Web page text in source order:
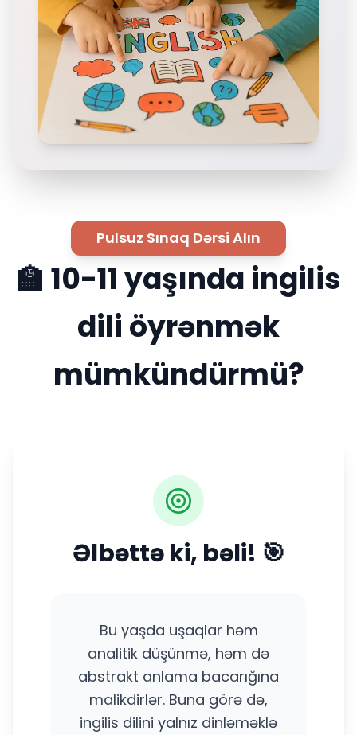
Pulsuz Sınaq Dərsi Alın
🏫 10-11 yaşında ingilis
dili öyrənmək
mümkündürmü?
Əlbəttə ki, bəli! 🎯
Bu yaşda uşaqlar həm
analitik düşünmə, həm də
abstrakt anlama bacarığına
malikdirlər. Buna görə də,
ingilis dilini yalnız dinləməklə